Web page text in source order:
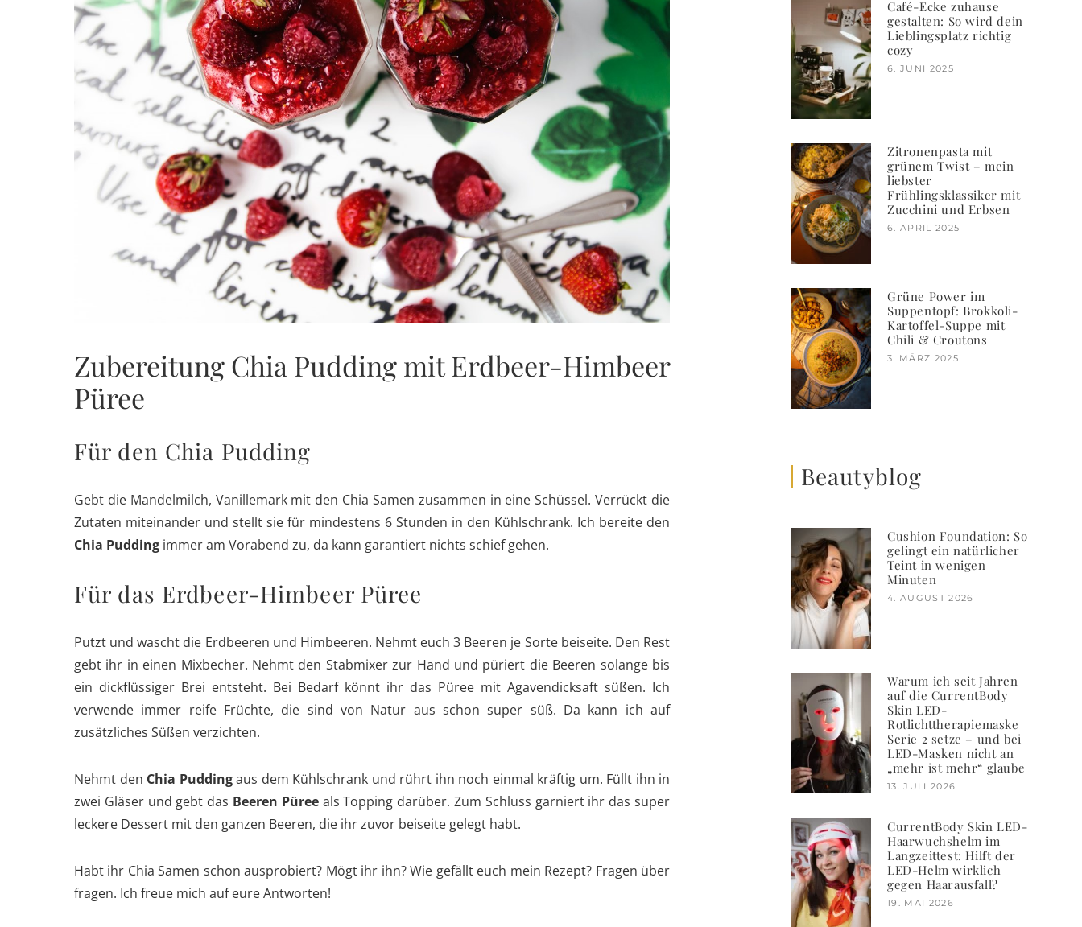
Zubereitung Chia Pudding mit Erdbeer-Himbeer
Püree
Für den Chia Pudding
Gebt die Mandelmilch, Vanillemark mit den Chia Samen zusammen in eine Schüssel. Verrückt die
Zutaten miteinander und stellt sie für mindestens 6 Stunden in den Kühlschrank. Ich bereite den
Chia Pudding immer am Vorabend zu, da kann garantiert nichts schief gehen.
Für das Erdbeer-Himbeer Püree
Putzt und wascht die Erdbeeren und Himbeeren. Nehmt euch 3 Beeren je Sorte beiseite. Den Rest
gebt ihr in einen Mixbecher. Nehmt den Stabmixer zur Hand und püriert die Beeren solange bis
ein dickflüssiger Brei entsteht. Bei Bedarf könnt ihr das Püree mit Agavendicksaft süßen. Ich
verwende immer reife Früchte, die sind von Natur aus schon super süß. Da kann ich auf
zusätzliches Süßen verzichten.
Nehmt den Chia Puddingaus dem Kühlschrank und rührt ihn noch einmal kräftig um. Füllt ihn in
zwei Gläser und gebt das Beeren Püreeals Topping darüber. Zum Schluss garniert ihr das super
leckere Dessert mit den ganzen Beeren, die ihr zuvor beiseite gelegt habt.
Habt ihr Chia Samen schon ausprobiert? Mögt ihr ihn? Wie gefällt euch mein Rezept? Fragen über
fragen. Ich freue mich auf eure Antworten!
Café-Ecke zuhause
gestalten: So wird dein
Lieblingsplatz richtig
cozy
6. JUNI 2025
Zitronenpasta mit
grünem Twist – mein
liebster
Frühlingsklassiker mit
Zucchini und Erbsen
6. APRIL 2025
Grüne Power im
Suppentopf: Brokkoli-
Kartoffel-Suppe mit
Chili & Croutons
3. MÄRZ 2025
Beautyblog
Cushion Foundation: So
gelingt ein natürlicher
Teint in wenigen
Minuten
4. AUGUST 2026
Warum ich seit Jahren
auf die CurrentBody
Skin LED-
Rotlichttherapiemaske
Serie 2 setze – und bei
LED-Masken nicht an
„mehr ist mehr“ glaube
13. JULI 2026
CurrentBody Skin LED-
Haarwuchshelm im
Langzeittest: Hilft der
LED-Helm wirklich
gegen Haarausfall?
19. MAI 2026